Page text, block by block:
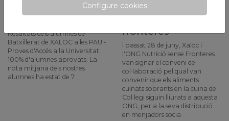
tests (pau)
Resultats dels alumnes de
Batxillerat de XALOC a les PAU -
Proves d'Accés a la Universitat.
100% d'alumnes aprovats. La
nota mitjana dels nostres
alumnes ha estat de 7.
Cooperació amb
ong nutrició sense
fronteres
l passat 28 de juny, Xaloc i
l'ONG Nutrició sense Fronteres
van signar el conveni de
col·laboració pel qual van
convenir que els aliments
cuinats sobrants en la cuina del
Col·legi siguin lliurats a aquesta
ONG, per a la seva distribució
en menjadors socia
Configure cookies